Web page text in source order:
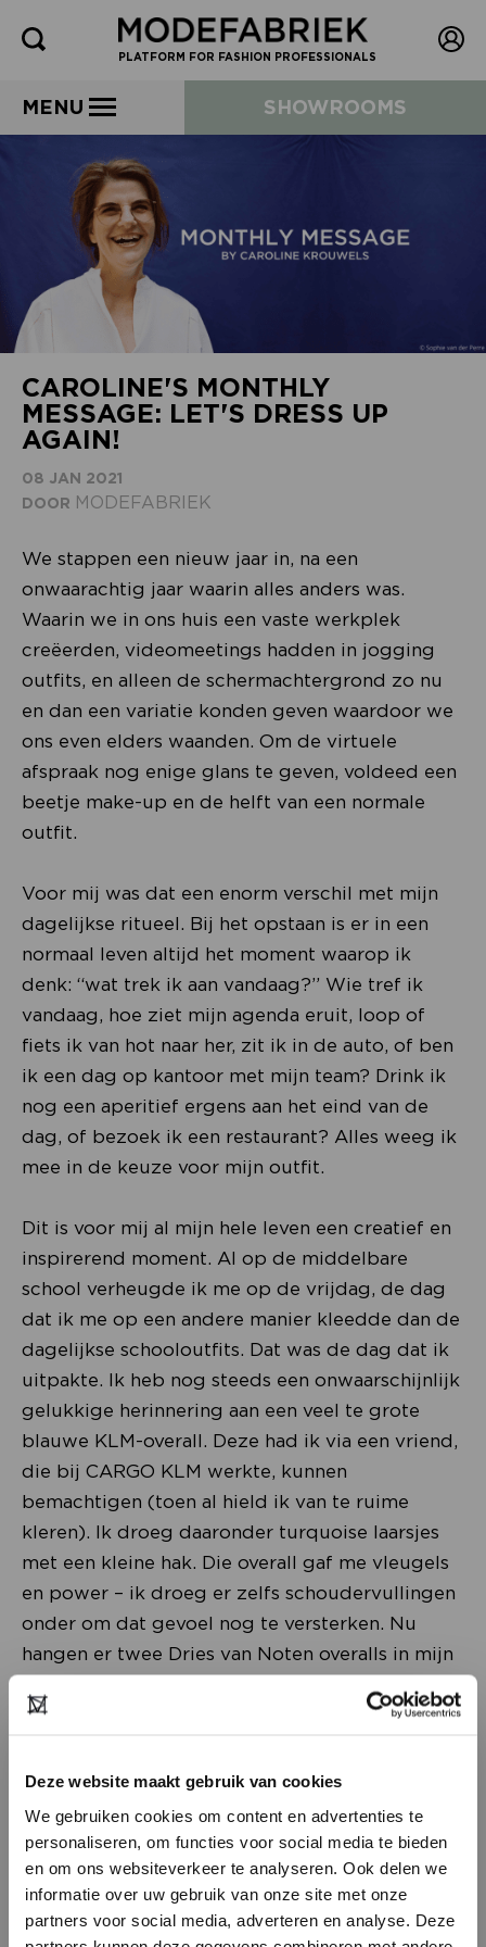
Deze website maakt gebruik van cookies
We gebruiken cookies om content en advertenties te
personaliseren, om functies voor social media te bieden
en om ons websiteverkeer te analyseren. Ook delen we
informatie over uw gebruik van onze site met onze
partners voor social media, adverteren en analyse. Deze
PLATFORM FOR FASHION PROFESSIONALS
MENU SHOWROOMS
CAROLINE'S MONTHLY
MESSAGE: LET'S DRESS UP
AGAIN!
08 JAN 2021
DOOR MODEFABRIEK
We stappen een nieuw jaar in, na een
onwaarachtig jaar waarin alles anders was.
Waarin we in ons huis een vaste werkplek
creëerden, videomeetings hadden in jogging
outfits, en alleen de schermachtergrond zo nu
en dan een variatie konden geven waardoor we
ons even elders waanden. Om de virtuele
afspraak nog enige glans te geven, voldeed een
beetje make-up en de helft van een normale
outfit.
Voor mij was dat een enorm verschil met mijn
dagelijkse ritueel. Bij het opstaan is er in een
normaal leven altijd het moment waarop ik
denk: “wat trek ik aan vandaag?” Wie tref ik
vandaag, hoe ziet mijn agenda eruit, loop of
fiets ik van hot naar her, zit ik in de auto, of ben
ik een dag op kantoor met mijn team? Drink ik
nog een aperitief ergens aan het eind van de
dag, of bezoek ik een restaurant? Alles weeg ik
mee in de keuze voor mijn outfit.
Dit is voor mij al mijn hele leven een creatief en
inspirerend moment. Al op de middelbare
school verheugde ik me op de vrijdag, de dag
dat ik me op een andere manier kleedde dan de
dagelijkse schooloutfits. Dat was de dag dat ik
uitpakte. Ik heb nog steeds een onwaarschijnlijk
gelukkige herinnering aan een veel te grote
blauwe KLM-overall. Deze had ik via een vriend,
die bij CARGO KLM werkte, kunnen
bemachtigen (toen al hield ik van te ruime
kleren). Ik droeg daaronder turquoise laarsjes
met een kleine hak. Die overall gaf me vleugels
en power – ik droeg er zelfs schoudervullingen
onder om dat gevoel nog te versterken. Nu
hangen er twee Dries van Noten overalls in mijn
deze sterke en gelukkige herinnering.